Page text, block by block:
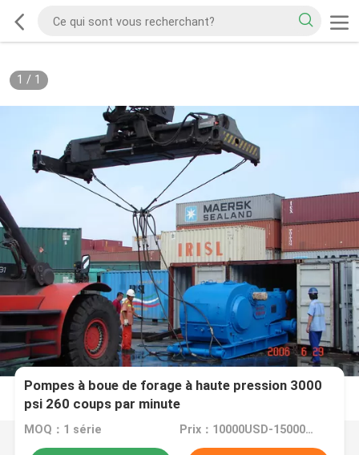
1 / 1
Pompes à boue de forage à haute pression 3000
psi 260 coups par minute
MOQ：1 série Prix：10000USD-15000USD